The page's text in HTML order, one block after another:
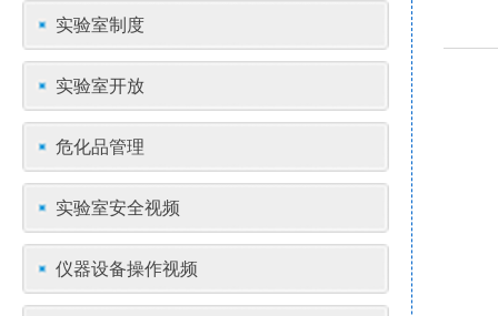
实验室制度
实验室开放
危化品管理
实验室安全视频
仪器设备操作视频